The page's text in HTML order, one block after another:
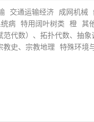
交通运输经济 成网机械
病 特用阔叶树类 橙 其
范代数）、拓扑代数、抽象
教史、宗教地理 特殊环境